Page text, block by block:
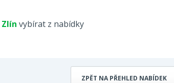
Zlín vybírat z nabídky
ZPĚT NA PŘEHLED NABÍDEK